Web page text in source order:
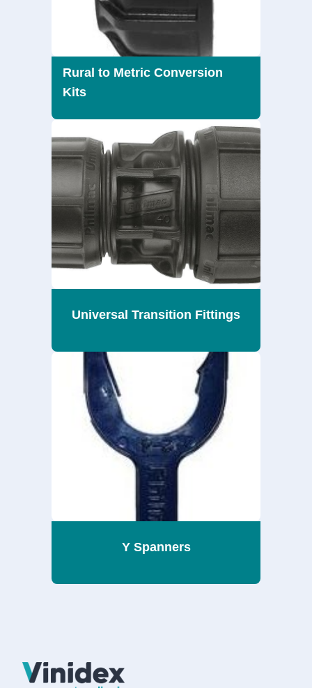
Rural to Metric Conversion
Kits
Universal Transition Fittings
Y Spanners